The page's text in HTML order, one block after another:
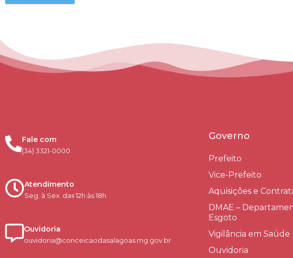
Fale com
(34) 3321-0000
Atendimento
Seg. à Sex. das 12h às 18h
Ouvidoria
ouvidoria@conceicaodasalagoas.mg.gov.br
Governo
Prefeito
Vice-Prefeito
Aquisições e
DMAE –
Esgoto
Vigilância em Saúde
Ouvidoria